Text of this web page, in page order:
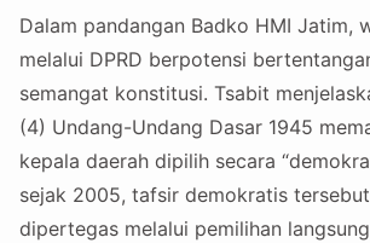
Dalam pandangan Badko HMI Jatim,
melalui DPRD berpotensi
semangat konstitusi. Tsabit
(4) Undang-Undang Dasar 1945
kepala daerah dipilih secara
sejak 2005, tafsir demokratis
dipertegas melalui pemilihan